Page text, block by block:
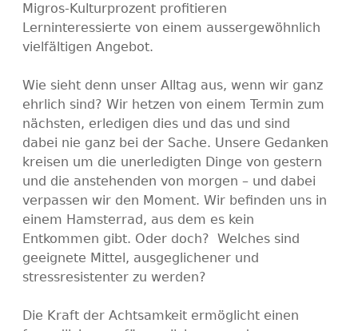
Migros-Kulturprozent profitieren
Lerninteressierte von einem aussergewöhnlich
vielfältigen Angebot.
Wie sieht denn unser Alltag aus, wenn wir ganz
ehrlich sind? Wir hetzen von einem Termin zum
nächsten, erledigen dies und das und sind
dabei nie ganz bei der Sache. Unsere Gedanken
kreisen um die unerledigten Dinge von gestern
und die anstehenden von morgen – und dabei
verpassen wir den Moment. Wir befinden uns in
einem Hamsterrad, aus dem es kein
Entkommen gibt. Oder doch? Welches sind
geeignete Mittel, ausgeglichener und
stressresistenter zu werden?
Die Kraft der Achtsamkeit ermöglicht einen